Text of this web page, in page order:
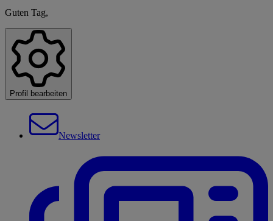
Guten Tag,
Profil bearbeiten
Newsletter